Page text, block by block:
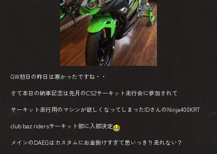
GW初日の昨日は寒かったですね・・
さて本日の納車記念は先月のCS2サーキット走行会に参加されて
サーキット走行用のマシンが欲しくなってしまったIDさんのNinja400KRT
club baz ridersサーキット部に入部決定
メインのDAEGはカスタムにお金掛けすぎて思いっきり走れない？